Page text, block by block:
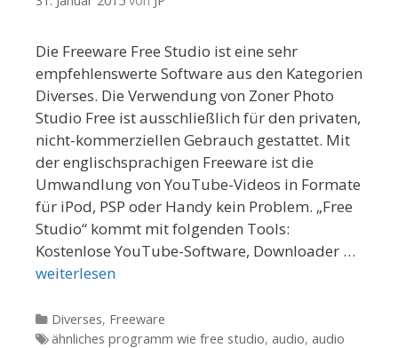
Die Freeware Free Studio ist eine sehr
empfehlenswerte Software aus den Kategorien
Diverses. Die Verwendung von Zoner Photo
Studio Free ist ausschließlich für den privaten,
nicht-kommerziellen Gebrauch gestattet. Mit
der englischsprachigen Freeware ist die
Umwandlung von YouTube-Videos in Formate
für iPod, PSP oder Handy kein Problem. „Free
Studio“ kommt mit folgenden Tools:
Kostenlose YouTube-Software, Downloader …
weiterlesen
Kategorien
Diverses, Freeware
Tags
ähnliches programm wie free studio, audio, audio